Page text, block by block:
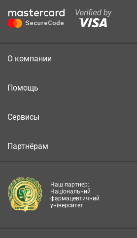
О компании
Помощь
Сервисы
Партнёрам
Наш партнер:
Національний
фармацевтичний
університет